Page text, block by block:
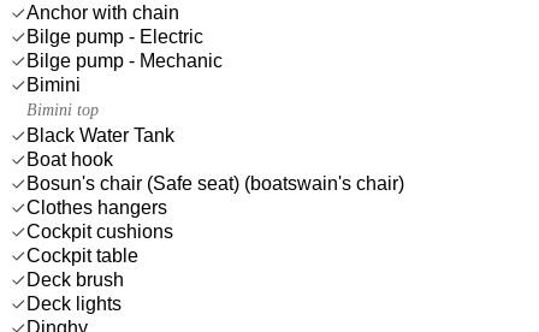
Anchor with chain
Bilge pump - Electric
Bilge pump - Mechanic
Bimini
Bimini top
Black Water Tank
Boat hook
Bosun's chair (Safe seat) (boatswain's chair)
Clothes hangers
Cockpit cushions
Cockpit table
Deck brush
Deck lights
Dinghy